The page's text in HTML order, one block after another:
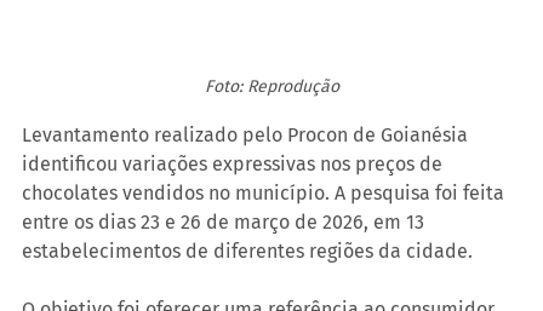
Foto: Reprodução
Levantamento realizado pelo Procon de Goianésia
identificou variações expressivas nos preços de
chocolates vendidos no município. A pesquisa foi feita
entre os dias 23 e 26 de março de 2026, em 13
estabelecimentos de diferentes regiões da cidade.